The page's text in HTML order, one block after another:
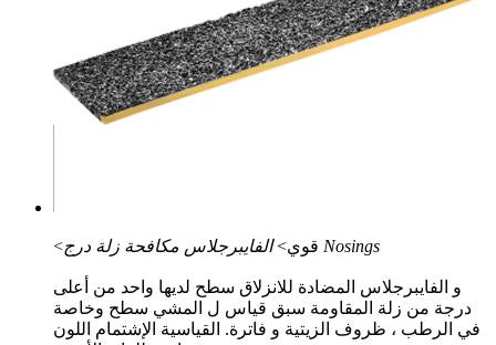
<قوي> الفايبرجلاس مكافحة زلة درج Nosings
و الفايبرجلاس المضادة للانزلاق سطح لديها واحد من أعلى
درجة من زلة المقاومة سبق قياس ل المشي سطح وخاصة
في الرطب ، ظروف الزيتية و فاترة. القياسية الإشتمام اللون